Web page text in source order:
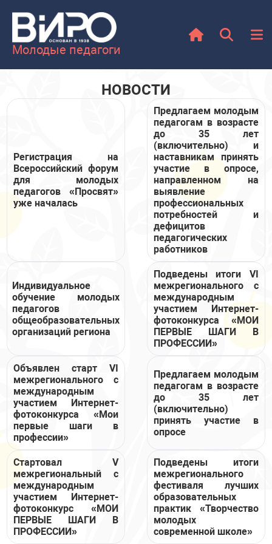
Молодые педагоги
НОВОСТИ
Регистрация на
Всероссийский форум
для молодых
педагогов «Просвят»
уже началась
Предлагаем молодым
педагогам в возрасте
до 35 лет
(включительно) и
наставникам принять
участие в опросе,
направленном на
выявление
профессиональных
потребностей и
дефицитов
педагогических
работников
Индивидуальное
обучение молодых
педагогов
общеобразовательных
организаций региона
Подведены итоги VI
межрегионального с
международным
участием Интернет-
фотоконкурса «МОИ
ПЕРВЫЕ ШАГИ В
ПРОФЕССИИ»
Объявлен старт VI
межрегионального с
международным
участием Интернет-
фотоконкурса «Мои
первые шаги в
профессии»
Предлагаем молодым
педагогам в возрасте
до 35 лет
(включительно)
принять участие в
опросе
Стартовал V
межрегиональный с
международным
участием Интернет-
фотоконкурс «МОИ
ПЕРВЫЕ ШАГИ В
ПРОФЕССИИ»
Подведены итоги
межрегионального
фестиваля лучших
образовательных
практик «Творчество
молодых
современной школе»